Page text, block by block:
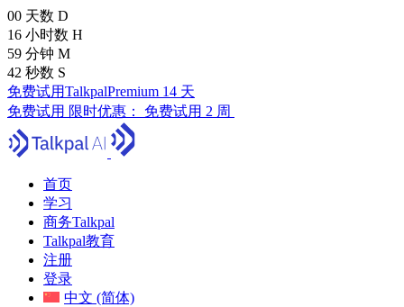
00 天数 D
16 小时数 H
59 分钟 M
41 秒数 S
免费试用TalkpalPremium 14 天
免费试用 限时优惠： 免费试用 2 周
首页
学习
商务Talkpal
Talkpal教育
注册
登录
中文 (简体)